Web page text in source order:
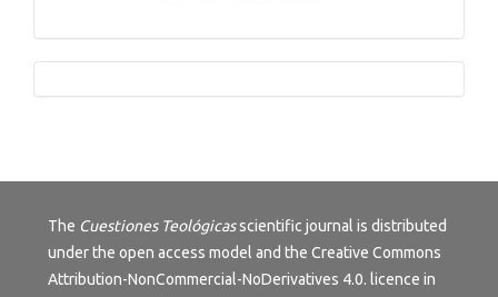
Tutorials
The Cuestiones Teológicasscientific journal is distributed
under the open access model and the Creative Commons
Attribution-NonCommercial-NoDerivatives 4.0. licence in